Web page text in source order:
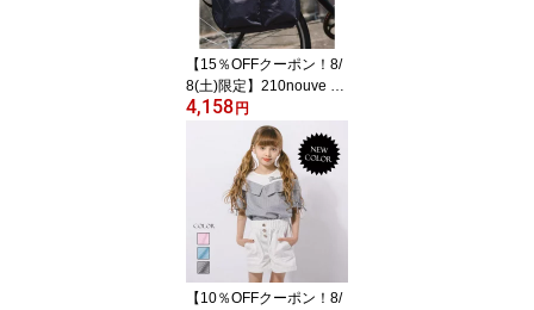
【15％OFFクーポン！8/
8(土)限定】210nouve フ
ロントポケット ナイロン
2WAY バッグ バッグ・鞄
4,158 円
【10％OFFクーポン！8/